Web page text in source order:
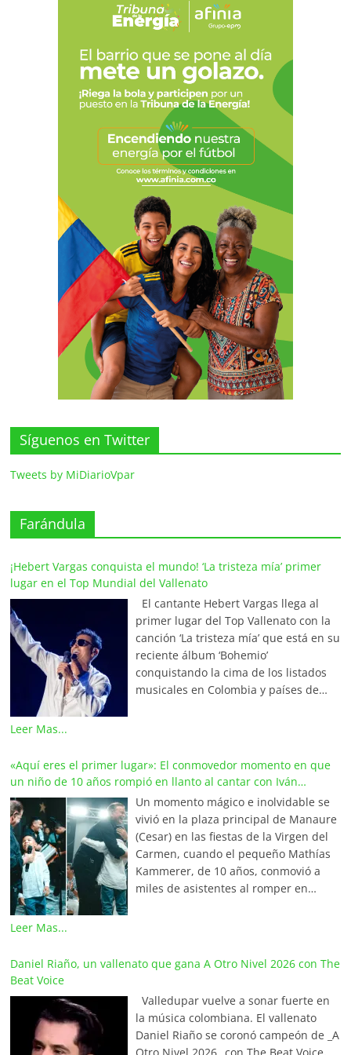
Síguenos en Twitter
Tweets by MiDiarioVpar
Farándula
¡Hebert Vargas conquista el mundo! ‘La tristeza mía’ primer
lugar en el Top Mundial del Vallenato
El cantante Hebert Vargas llega al
primer lugar del Top Vallenato con la
canción ‘La tristeza mía’ que está en su
reciente álbum ‘Bohemio’
conquistando la cima de los listados
musicales en Colombia y países de
lugar de La Red Mundial de Vallenato,
una prestigiosa alianza internacional
que integra a los locutores,
periodistas y programadores más
destacados de Colombia, Venezuela,
Ecuador, México, Estados Unidos,
Aruba y el continente europeo. En
Valledupar, La Capital Mundial del
Vallenato, la canción lidera los listados
Maestre. A nivel internacional, la Red
primer lugar a través de los
programas de mayor audiencia en
cada país: El Show de Tony Pastrana
en Caracas (Venezuela), La Parranda
Leer Mas...
«Aquí eres el primer lugar»: El conmovedor momento en que
un niño de 10 años rompió en llanto al cantar con Iván
Villazón
Un momento mágico e inolvidable se
vivió en la plaza principal de Manaure
(Cesar) en las fiestas de la Virgen del
Carmen, cuando el pequeño Mathías
Kammerer, de 10 años, conmovió a
miles de asistentes al romper en
pausa en el concierto, Mathías se
acercó valientemente al «Tenor del
micrófono para cantar a su lado. La
respuesta del artista fue un «sí»
inmediato. Al verse frente a su ídolo y
Leer Mas...
Daniel Riaño, un vallenato que gana A Otro Nivel 2026 con The
Beat Voice
Valledupar vuelve a sonar fuerte en
la música colombiana. El vallenato
Daniel Riaño se coronó campeón de _A
Otro Nivel 2026_ con The Beat Voice,